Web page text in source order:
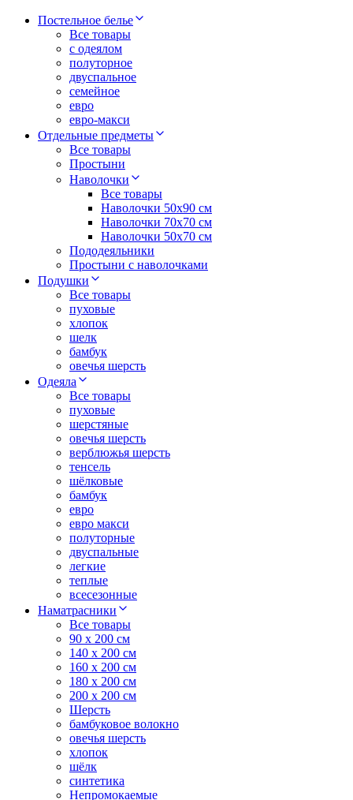
Постельное белье
Все товары
с одеялом
полуторное
двуспальное
семейное
евро
евро-макси
Отдельные предметы
Все товары
Простыни
Наволочки
Все товары
Наволочки 50x90 см
Наволочки 70x70 cм
Наволочки 50х70 см
Пододеяльники
Простыни с наволочками
Подушки
Все товары
пуховые
хлопок
шелк
бамбук
овечья шерсть
Одеяла
Все товары
пуховые
шерстяные
овечья шерсть
верблюжья шерсть
тенсель
шёлковые
бамбук
евро
евро макси
полуторные
двуспальные
легкие
теплые
всесезонные
Наматрасники
Все товары
90 x 200 см
140 x 200 см
160 x 200 см
180 x 200 см
200 x 200 см
Шерсть
бамбуковое волокно
овечья шерсть
хлопок
шёлк
синтетика
Непромокаемые